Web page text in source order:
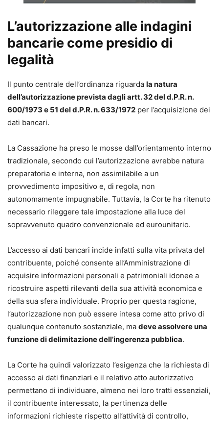
L’autorizzazione alle indagini
bancarie come presidio di
legalità
Il punto centrale dell’ordinanza riguarda la natura
dell’autorizzazione prevista dagli artt. 32 del d.P.R. n.
600/1973 e 51 del d.P.R. n. 633/1972 per l’acquisizione dei
dati bancari.
La Cassazione ha preso le mosse dall’orientamento interno
tradizionale, secondo cui l’autorizzazione avrebbe natura
preparatoria e interna, non assimilabile a un
provvedimento impositivo e, di regola, non
autonomamente impugnabile. Tuttavia, la Corte ha ritenuto
necessario rileggere tale impostazione alla luce del
sopravvenuto quadro convenzionale ed eurounitario.
L’accesso ai dati bancari incide infatti sulla vita privata del
contribuente, poiché consente all’Amministrazione di
acquisire informazioni personali e patrimoniali idonee a
ricostruire aspetti rilevanti della sua attività economica e
della sua sfera individuale. Proprio per questa ragione,
l’autorizzazione non può essere intesa come atto privo di
qualunque contenuto sostanziale, ma deve assolvere una
funzione di delimitazione dell’ingerenza pubblica.
La Corte ha quindi valorizzato l’esigenza che la richiesta di
accesso ai dati finanziari e il relativo atto autorizzativo
permettano di individuare, almeno nei loro tratti essenziali,
il contribuente interessato, la pertinenza delle
informazioni richieste rispetto all’attività di controllo,